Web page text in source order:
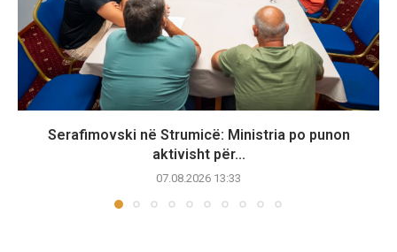
Serafimovski në Strumicë: Ministria po punon
aktivisht për...
07.08.2026 13:33